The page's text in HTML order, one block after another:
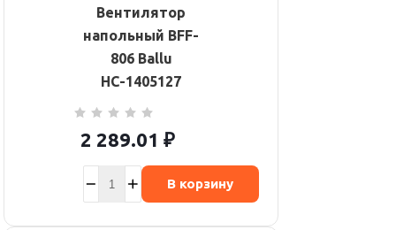
Вентилятор
напольный BFF-
806 Ballu
НС-1405127
2 289.01 ₽
В корзину